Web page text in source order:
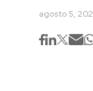
agosto 5,